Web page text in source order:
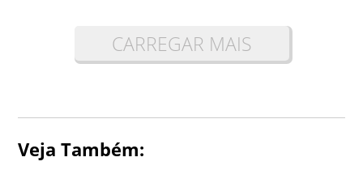
CARREGAR MAIS
Veja Também: